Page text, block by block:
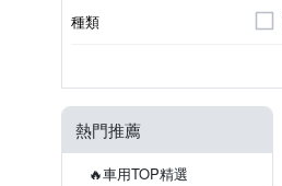
種類
熱門推薦
🔥車用TOP精選